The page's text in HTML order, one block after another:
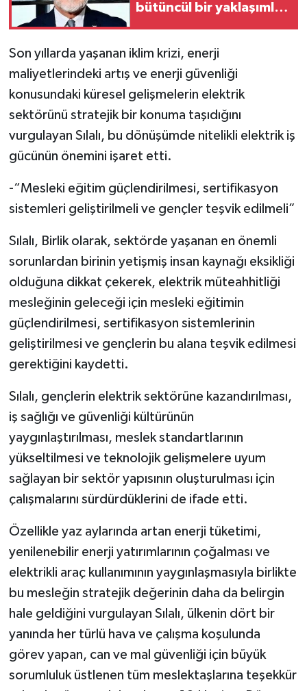
bütüncül bir yaklaşımla
gerekiyor”
Son yıllarda yaşanan iklim krizi, enerji
maliyetlerindeki artış ve enerji güvenliği
konusundaki küresel gelişmelerin elektrik
sektörünü stratejik bir konuma taşıdığını
vurgulayan Sılalı, bu dönüşümde nitelikli elektrik iş
gücünün önemini işaret etti.
-“Mesleki eğitim güçlendirilmesi, sertifikasyon
sistemleri geliştirilmeli ve gençler teşvik edilmeli”
Sılalı, Birlik olarak, sektörde yaşanan en önemli
sorunlardan birinin yetişmiş insan kaynağı eksikliği
olduğuna dikkat çekerek, elektrik müteahhitliği
mesleğinin geleceği için mesleki eğitimin
güçlendirilmesi, sertifikasyon sistemlerinin
geliştirilmesi ve gençlerin bu alana teşvik edilmesi
gerektiğini kaydetti.
Sılalı, gençlerin elektrik sektörüne kazandırılması,
iş sağlığı ve güvenliği kültürünün
yaygınlaştırılması, meslek standartlarının
yükseltilmesi ve teknolojik gelişmelere uyum
sağlayan bir sektör yapısının oluşturulması için
çalışmalarını sürdürdüklerini de ifade etti.
Özellikle yaz aylarında artan enerji tüketimi,
yenilenebilir enerji yatırımlarının çoğalması ve
elektrikli araç kullanımının yaygınlaşmasıyla birlikte
bu mesleğin stratejik değerinin daha da belirgin
hale geldiğini vurgulayan Sılalı, ülkenin dört bir
yanında her türlü hava ve çalışma koşulunda
görev yapan, can ve mal güvenliği için büyük
sorumluluk üstlenen tüm meslektaşlarına teşekkür